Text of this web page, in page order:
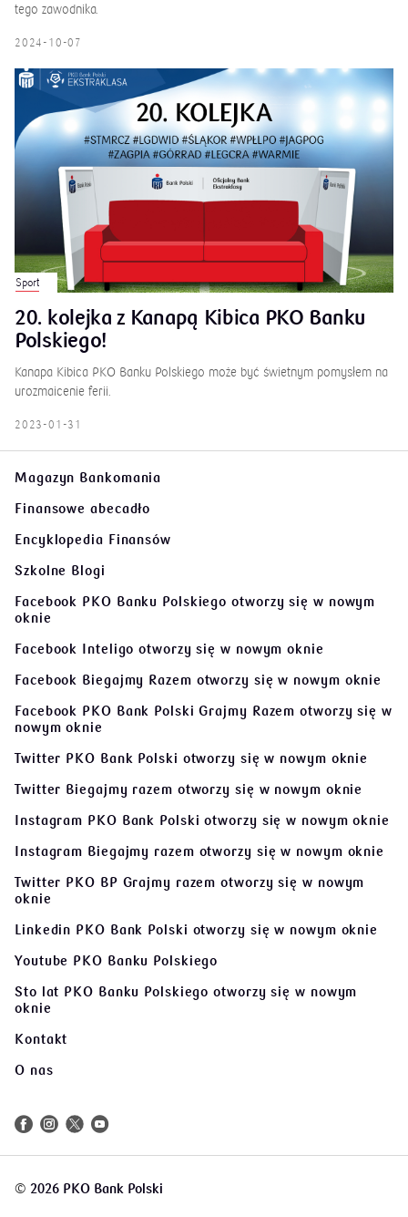
tego zawodnika.
2024-10-07
Sport
20. kolejka z Kanapą Kibica PKO Banku
Polskiego!
Kanapa Kibica PKO Banku Polskiego może być świetnym pomysłem na
urozmaicenie ferii.
2023-01-31
Magazyn Bankomania
Finansowe abecadło
Encyklopedia Finansów
Szkolne Blogi
Facebook PKO Banku Polskiego otworzy się w nowym
oknie
Facebook Inteligo otworzy się w nowym oknie
Facebook Biegajmy Razem otworzy się w nowym oknie
Facebook PKO Bank Polski Grajmy Razemotworzy się w
nowym oknie
Twitter PKO Bank Polski otworzy się w nowym oknie
Twitter Biegajmy razem otworzy się w nowym oknie
Instagram PKO Bank Polski otworzy się w nowym oknie
Instagram Biegajmy razem otworzy się w nowym oknie
Twitter PKO BP Grajmy razem otworzy się w nowym
oknie
Linkedin PKO Bank Polski otworzy się w nowym oknie
Youtube PKO Banku Polskiego
Sto lat PKO Banku Polskiego otworzy się w nowym
oknie
Kontakt
O nas
© 2026 PKO Bank Polski